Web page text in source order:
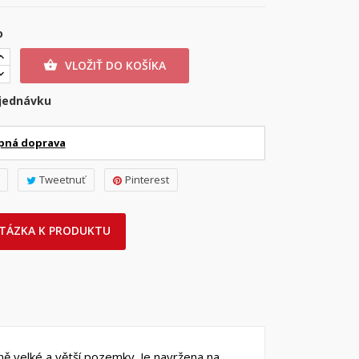
 VLOŽIŤ DO KOŠÍKA
doprava
Tweetnuť Pinterest
K PRODUKTU